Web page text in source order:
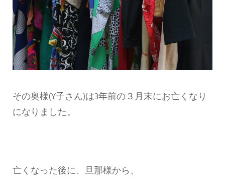
その奥様(Y子さん)は3年前の３月末にお亡くなり
になりました。
亡くなった後に、旦那様から、